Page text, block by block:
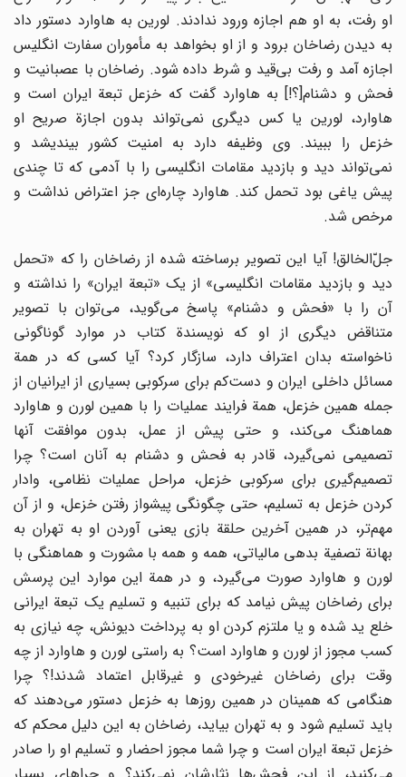
او رفت، به او هم اجازه ورود ندادند. لورین به هاوارد دستور داد
به دیدن رضاخان برود و از او بخواهد به مأموران سفارت انگلیس
اجازه آمد و رفت بی‌قید و شرط داده شود. رضاخان با عصبانیت و
فحش و دشنام[؟!] به هاوارد گفت که خزعل تبعة ایران است و
هاوارد، لورین یا کس دیگری نمی‌تواند بدون اجازة صریح او
خزعل را ببیند. وی وظیفه دارد به امنیت کشور بیندیشد و
نمی‌تواند دید و بازدید مقامات انگلیسی را با آدمی که تا چندی
پیش یاغی بود تحمل کند. هاوارد چاره‌ای جز اعتراض نداشت و
مرخص شد.
جلّ‌الخالق! آیا این تصویر برساخته شده از رضاخان را که «تحمل
دید و بازدید مقامات انگلیسی» از یک «تبعة ایران» را نداشته و
آن را با «فحش و دشنام» پاسخ می‌گوید، می‌توان با تصویر
متناقض دیگری از او که نویسندة کتاب در موارد گوناگونی
ناخواسته بدان اعتراف دارد، سازگار کرد؟ آیا کسی که در همة
مسائل داخلی ایران و دست‌کم برای سرکوبی بسیاری از ایرانیان از
جمله همین خزعل، همة فرایند عملیات را با همین لورن و هاوارد
هماهنگ می‌کند، و حتی پیش از عمل، بدون موافقت آنها
تصمیمی نمی‌گیرد، قادر به فحش و دشنام به آنان است؟ چرا
تصمیم‌گیری برای سرکوبی خزعل، مراحل عملیات نظامی، وادار
کردن خزعل به تسلیم، حتی چگونگی پیشواز رفتن خزعل، و از آن
مهم‌تر، در همین آخرین حلقة بازی یعنی آوردن او به تهران به
بهانة تصفیة بدهی مالیاتی، همه و همه با مشورت و هماهنگی با
لورن و هاوارد صورت می‌گیرد، و در همة این موارد این پرسش
برای رضاخان پیش نیامد که برای تنبیه و تسلیم یک تبعة ایرانی
خلع ید شده و یا ملتزم کردن او به پرداخت دیونش، چه نیازی به
کسب مجوز از لورن و هاوارد است؟ به راستی لورن و هاوارد از چه
وقت برای رضاخان غیرخودی و غیرقابل اعتماد شدند!؟ چرا
هنگامی که همینان در همین روزها به خزعل دستور می‌دهند که
باید تسلیم شود و به تهران بیاید، رضاخان به این دلیل محکم که
خزعل تبعة ایران است و چرا شما مجوز احضار و تسلیم او را صادر